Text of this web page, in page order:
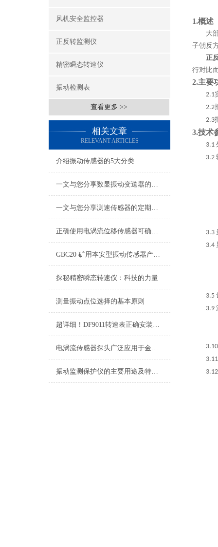
风机安全监控器
正反转监测仪
精密瞬态转速仪
振动检测表
查看更多 >>
相关文章
RELEVANT ARTICLES
介绍振动传感器的5大分类
一文与您分享数显振动变送器的常见问题相应解决方法
一文与您分享测速传感器的定期维护保养方法
正确使用电涡流位移传感器可确保其测量结果的准确
GBC20 矿用本安型振动传感器产品说明书
探秘精密瞬态转速仪：科技的力量
测量振动点位选择的基本原则
超详细！DF9011转速表正确安装步骤全指南
电涡流传感器探头广泛应用于金属材料的缺陷检测领域
振动监测保护仪的主要用途及特点说明
1.概述
大
子朝反
正
行对比
2.主要
2.1
2.2
2.3
3.技术
3.1
3.2
3.3
3.4
3.5
3.9
3.11